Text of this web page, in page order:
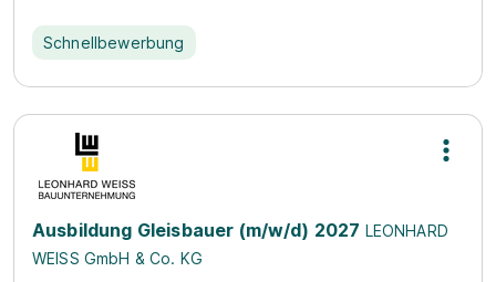
Schnellbewerbung
Ausbildung Gleisbauer (m/w/d) 2027 LEONHARD
WEISS GmbH & Co. KG